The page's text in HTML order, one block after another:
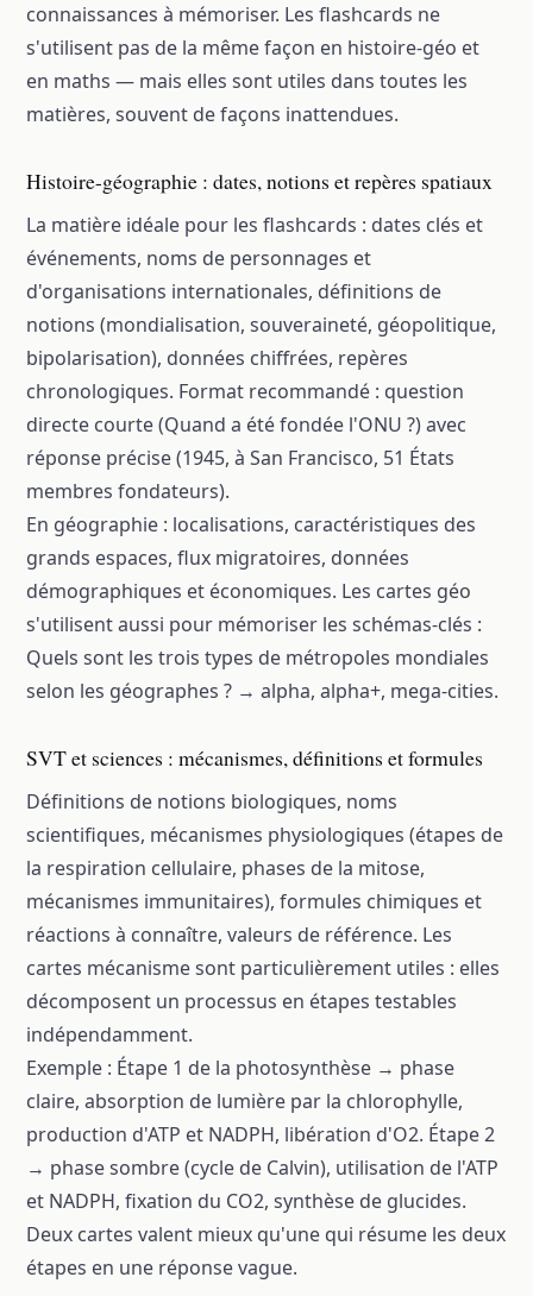
connaissances à mémoriser. Les flashcards ne
s'utilisent pas de la même façon en histoire-géo et
en maths — mais elles sont utiles dans toutes les
matières, souvent de façons inattendues.
Histoire-géographie : dates, notions et repères spatiaux
La matière idéale pour les flashcards : dates clés et
événements, noms de personnages et
d'organisations internationales, définitions de
notions (mondialisation, souveraineté, géopolitique,
bipolarisation), données chiffrées, repères
chronologiques. Format recommandé : question
directe courte (Quand a été fondée l'ONU ?) avec
réponse précise (1945, à San Francisco, 51 États
membres fondateurs).
En géographie : localisations, caractéristiques des
grands espaces, flux migratoires, données
démographiques et économiques. Les cartes géo
s'utilisent aussi pour mémoriser les schémas-clés :
Quels sont les trois types de métropoles mondiales
selon les géographes ? → alpha, alpha+, mega-cities.
SVT et sciences : mécanismes, définitions et formules
Définitions de notions biologiques, noms
scientifiques, mécanismes physiologiques (étapes de
la respiration cellulaire, phases de la mitose,
mécanismes immunitaires), formules chimiques et
réactions à connaître, valeurs de référence. Les
cartes mécanisme sont particulièrement utiles : elles
décomposent un processus en étapes testables
indépendamment.
Exemple : Étape 1 de la photosynthèse → phase
claire, absorption de lumière par la chlorophylle,
production d'ATP et NADPH, libération d'O2. Étape 2
→ phase sombre (cycle de Calvin), utilisation de l'ATP
et NADPH, fixation du CO2, synthèse de glucides.
Deux cartes valent mieux qu'une qui résume les deux
étapes en une réponse vague.